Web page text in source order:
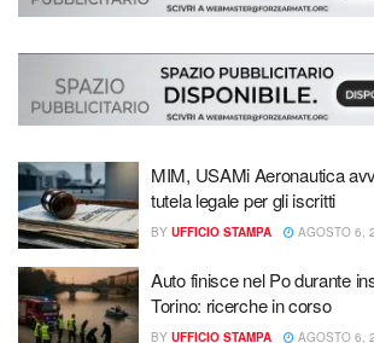
MIM, USAMi Aeronautica
tutela legale per gli iscritti
BY UFFICIO STAMPA AGOSTO 6,
Auto finisce nel Po durante
Torino: ricerche in corso
BY UFFICIO STAMPA AGOSTO 6,